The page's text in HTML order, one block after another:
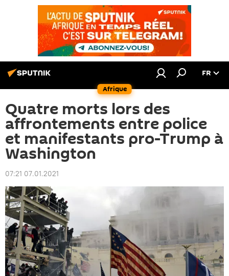
Afrique
FR
Quatre morts lors des
affrontements entre police
et manifestants pro-Trump à
Washington
07:21 07.01.2021